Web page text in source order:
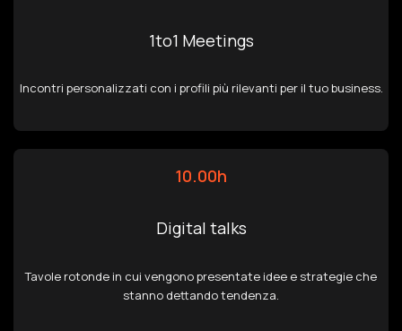
1to1 Meetings
Incontri personalizzati con i profili più rilevanti per il tuo business.
10.00h
Digital talks
Tavole rotonde in cui vengono presentate idee e strategie che
stanno dettando tendenza.